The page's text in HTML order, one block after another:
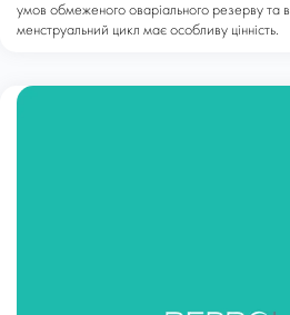
умов обмеженого оваріального резерву та
менструальний цикл має особливу цінність.